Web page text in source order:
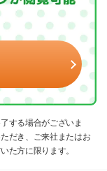
する場合がございま
だき、ご来社またはお
た方に限ります。